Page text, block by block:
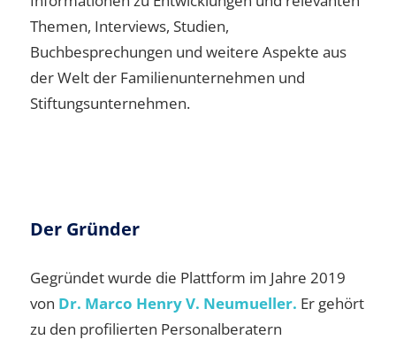
Themen, Interviews, Studien,
Buchbesprechungen und weitere Aspekte aus
der Welt der Familienunternehmen und
Stiftungsunternehmen.
Der Gründer
Gegründet wurde die Plattform im Jahre 2019
von Dr. Marco Henry V. Neumueller. Er gehört
zu den profilierten Personalberatern